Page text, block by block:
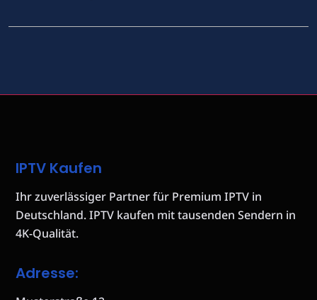
IPTV Kaufen
Ihr zuverlässiger Partner für Premium IPTV in
Deutschland. IPTV kaufen mit tausenden Sendern in
4K-Qualität.
Adresse: